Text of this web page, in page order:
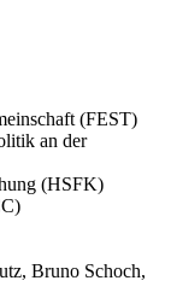
(FEST)
an der
(HSFK)
Bruno Schoch,